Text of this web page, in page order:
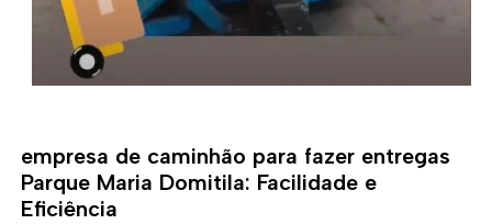
empresa de caminhão para fazer entregas
Parque Maria Domitila: Facilidade e
Eficiência